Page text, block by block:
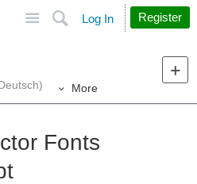
Search
Log In Register
More
Fonts